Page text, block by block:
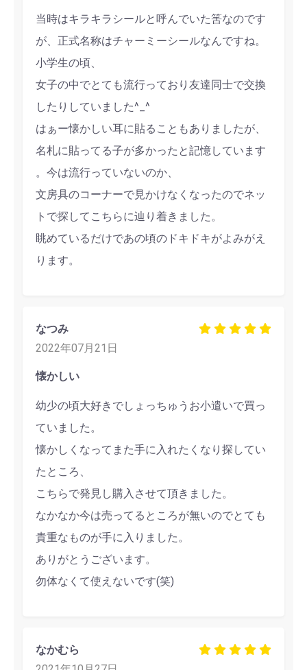
当時はキラキラシールと呼んでいた筈なのです
が、正式名称はチャーミーシールなんですね。
小学生の頃、
女子の中でとても流行っており友達同士で交換
したりしていました^_^
はぁー懐かしい耳に貼ることもありましたが、
名札に貼ってる子が多かったと記憶しています
。今は流行っていないのか、
文房具のコーナーで見かけなくなったのでネッ
トで探してこちらに辿り着きました。
眺めているだけであの頃のドキドキがよみがえ
ります。
なつみ
2022年07月21日
懐かしい
幼少の頃大好きでしょっちゅうお小遣いで買っ
ていました。
懐かしくなってまた手に入れたくなり探してい
たところ、
こちらで発見し購入させて頂きました。
なかなか今は売ってるところが無いのでとても
貴重なものが手に入りました。
ありがとうございます。
勿体なくて使えないです(笑)
なかむら